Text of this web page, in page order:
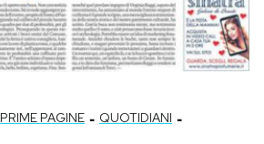
PRIME PAGINE - QUOTIDIANI -